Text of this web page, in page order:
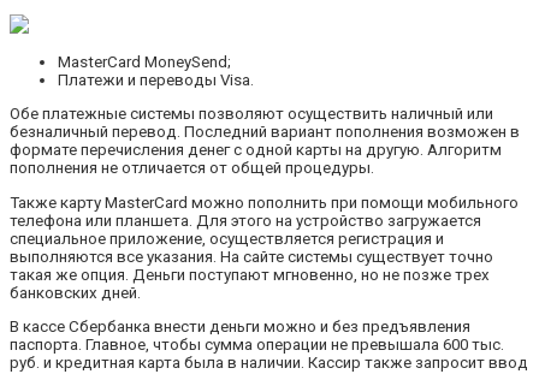
MasterCard MoneySend;
Платежи и переводы Visa.
Обе платежные системы позволяют осуществить наличный или
безналичный перевод. Последний вариант пополнения возможен в
формате перечисления денег с одной карты на другую. Алгоритм
пополнения не отличается от общей процедуры.
Также карту MasterCard можно пополнить при помощи мобильного
телефона или планшета. Для этого на устройство загружается
специальное приложение, осуществляется регистрация и
выполняются все указания. На сайте системы существует точно
такая же опция. Деньги поступают мгновенно, но не позже трех
банковских дней.
В кассе Сбербанка внести деньги можно и без предъявления
паспорта. Главное, чтобы сумма операции не превышала 600 тыс.
руб. и кредитная карта была в наличии. Кассир также запросит ввод